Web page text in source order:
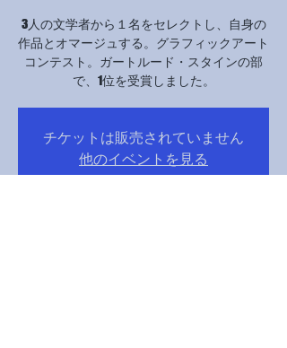
3人の文学者から１名をセレクトし、自身の
作品とオマージュする。グラフィックアート
コンテスト。ガートルード・スタインの部
で、1位を受賞しました。
チケットは販売されていません
他のイベントを見る